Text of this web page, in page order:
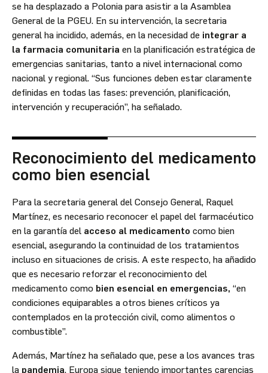
se ha desplazado a Polonia para asistir a la Asamblea
General de la PGEU. En su intervención, la secretaria
general ha incidido, además, en la necesidad de integrar a
la farmacia comunitaria en la planificación estratégica de
emergencias sanitarias, tanto a nivel internacional como
nacional y regional. “Sus funciones deben estar claramente
definidas en todas las fases: prevención, planificación,
intervención y recuperación”, ha señalado.
Reconocimiento del medicamento
como bien esencial
Para la secretaria general del Consejo General, Raquel
Martínez, es necesario reconocer el papel del farmacéutico
en la garantía del acceso al medicamento como bien
esencial, asegurando la continuidad de los tratamientos
incluso en situaciones de crisis. A este respecto, ha añadido
que es necesario reforzar el reconocimiento del
medicamento como bien esencial en emergencias, “en
condiciones equiparables a otros bienes críticos ya
contemplados en la protección civil, como alimentos o
combustible”.
Además, Martínez ha señalado que, pese a los avances tras
la pandemia, Europa sigue teniendo importantes carencias